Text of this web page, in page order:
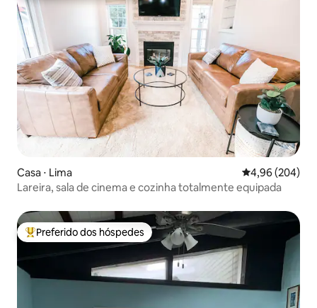
Casa ⋅ Lima 4,96 de uma
4,96 (204)
Lareira, sala de cinema e cozinha totalmente equipada
Entre os melhores preferidos dos hóspedes
Preferido dos hóspedes